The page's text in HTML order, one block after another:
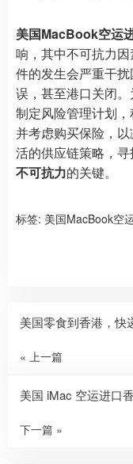
美国MacBook空运
响，其中不可抗力因
件的发生会严重干
误，甚至港口关闭
制定风险管理计划
并考虑购买保险，
活的供应链策略，
不可抗力的关键。
标签: 美国MacBook空
美国零食到香港，快
« 上一篇
美国 iMac 空运进口
下一篇 »